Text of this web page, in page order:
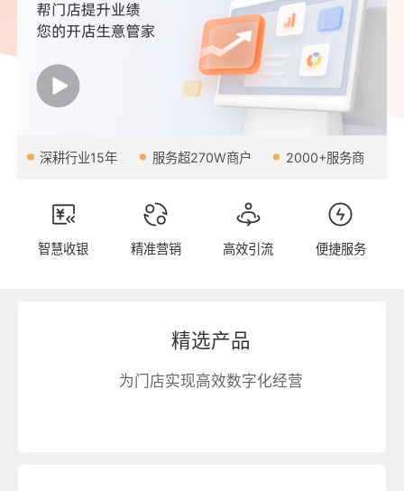
深耕行业15年 服务超270W商户 2000+服务商
智慧收银 精准营销 高效引流 便捷服务
精选产品
为门店实现高效数字化经营